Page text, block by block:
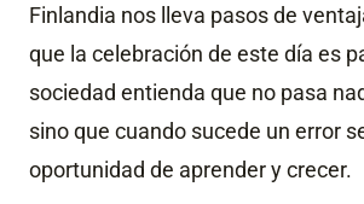
Finlandia nos lleva pasos de
que la celebración de este día es
sociedad entienda que no pasa
sino que cuando sucede un error
oportunidad de aprender y crecer.